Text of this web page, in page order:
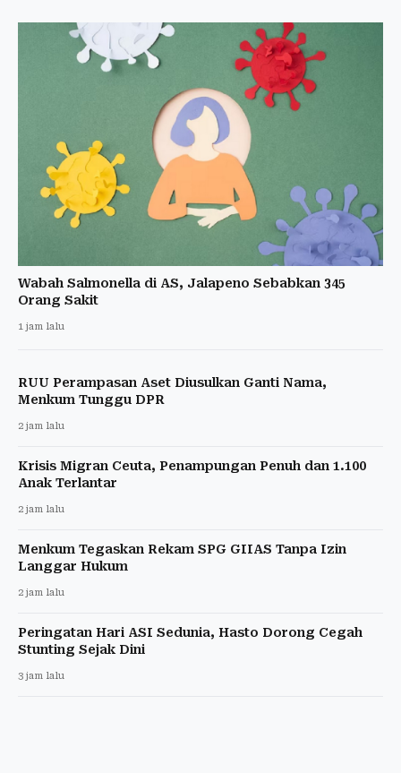
Wabah Salmonella di AS, Jalapeno Sebabkan 345
Orang Sakit
1 jam lalu
RUU Perampasan Aset Diusulkan Ganti Nama,
Menkum Tunggu DPR
2 jam lalu
Krisis Migran Ceuta, Penampungan Penuh dan 1.100
Anak Terlantar
2 jam lalu
Menkum Tegaskan Rekam SPG GIIAS Tanpa Izin
Langgar Hukum
2 jam lalu
Peringatan Hari ASI Sedunia, Hasto Dorong Cegah
Stunting Sejak Dini
3 jam lalu